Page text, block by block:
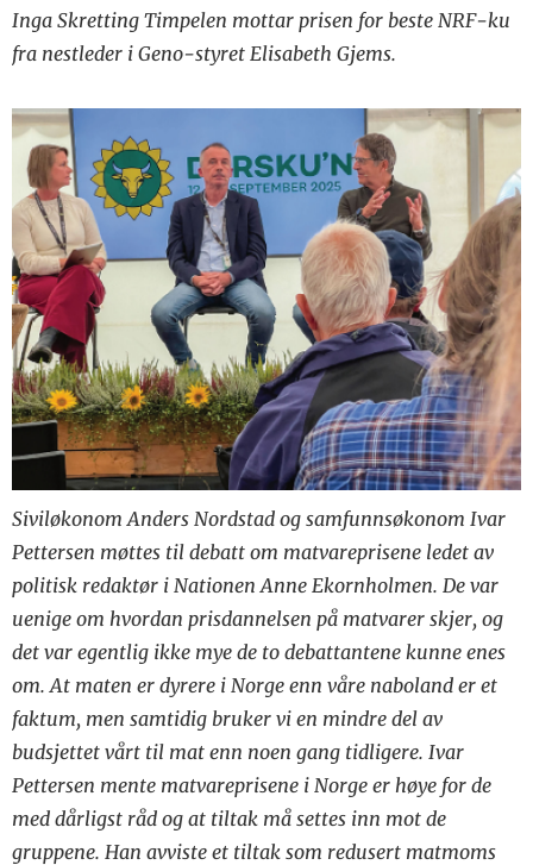
Inga Skretting Timpelen mottar prisen for beste NRF-ku
fra nestleder i Geno-styret Elisabeth Gjems.
Siviløkonom Anders Nordstad og samfunnsøkonom Ivar
Pettersen møttes til debatt om matvareprisene ledet av
politisk redaktør i Nationen Anne Ekornholmen. De var
uenige om hvordan prisdannelsen på matvarer skjer, og
det var egentlig ikke mye de to debattantene kunne enes
om. At maten er dyrere i Norge enn våre naboland er et
faktum, men samtidig bruker vi en mindre del av
budsjettet vårt til mat enn noen gang tidligere. Ivar
Pettersen mente matvareprisene i Norge er høye for de
med dårligst råd og at tiltak må settes inn mot de
gruppene. Han avviste et tiltak som redusert matmoms